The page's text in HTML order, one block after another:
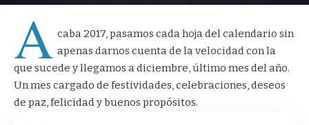
A caba 2017, pasamos cada hoja del calendario sin
apenas darnos cuenta de la velocidad con la
que sucede y llegamos a diciembre, último mes del año.
Un mes cargado de festividades, celebraciones, deseos
de paz, felicidad y buenos propósitos.